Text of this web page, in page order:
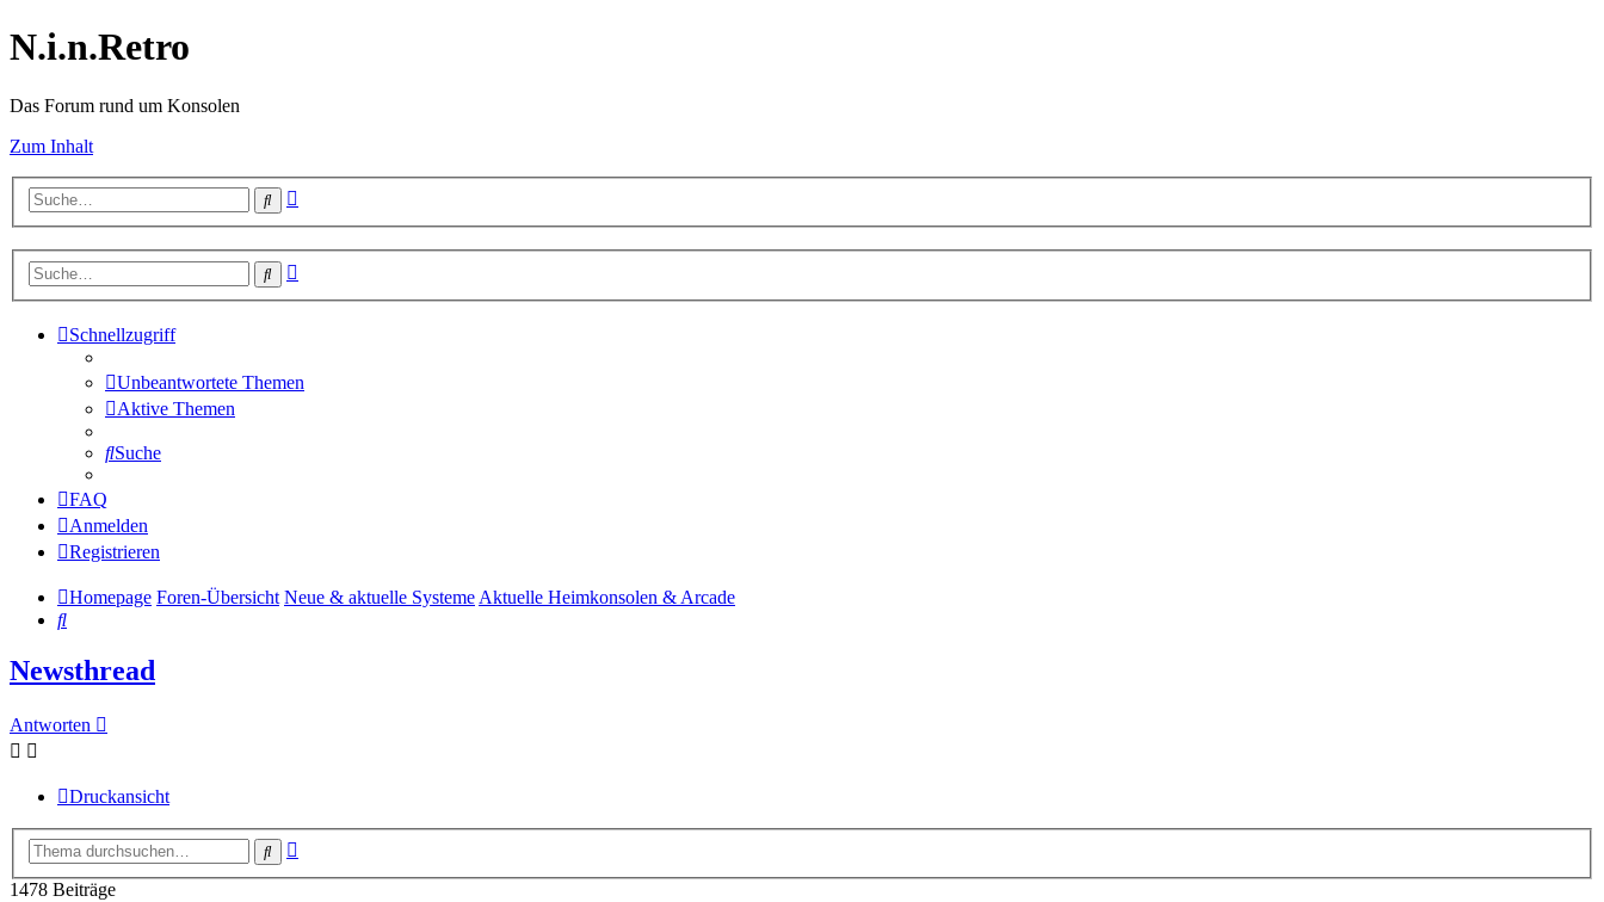
N.i.n.Retro
Das Forum rund um Konsolen
Zum Inhalt
Suche
Suche
Schnellzugriff
Unbeantwortete Themen
Aktive Themen
Suche
FAQ
Anmelden
Registrieren
Homepage Foren-Übersicht Neue & aktuelle Systeme Aktuelle Heimkonsolen & Arcade
Suche
Newsthread
Antworten
Druckansicht
Suche
1478 Beiträge